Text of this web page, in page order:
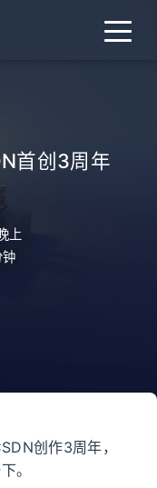
首创3周年
上
创作3周年，
。